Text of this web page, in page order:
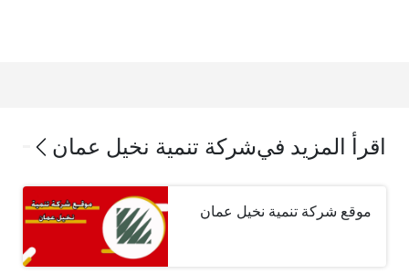
اقرأ المزيد فيشركة تنمية نخيل عمان
موقع شركة تنمية نخيل عمان